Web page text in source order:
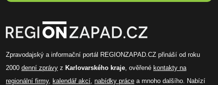
Zpravodajský a informační portál REGIONZAPAD.CZ přináší od roku
2000 denní zprávy z Karlovarského kraje, ověřené kontakty na
regionální firmy, kalendář akcí, nabídky práce a mnoho dalšího. Nabízí